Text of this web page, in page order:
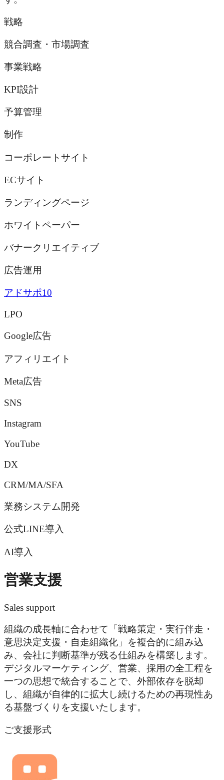
戦略
競合調査・市場調査
事業戦略
KPI設計
予算管理
制作
コーポレートサイト
ECサイト
ランディングページ
ホワイトペーパー
バナークリエイティブ
広告運用
アドサポ10
LPO
Google広告
アフィリエイト
Meta広告
SNS
Instagram
YouTube
DX
CRM/MA/SFA
業務システム開発
公式LINE導入
AI導入
営業支援
Sales support
組織の成長軸に合わせて「戦略策定・実行伴走・
意思決定支援・自走組織化」を複合的に組み込
み、会社に判断基準が残る仕組みを構築します。
デジタルマーケティング、営業、採用の全工程を
一つの思想で統合することで、外部依存を脱却
し、組織が自律的に拡大し続けるための再現性あ
る基盤づくりを支援いたします。
ご支援形式